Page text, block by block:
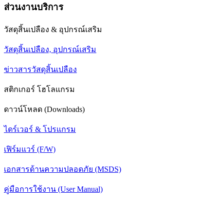
ส่วนงานบริการ
วัสดุสิ้นเปลือง & อุปกรณ์เสริม
วัสดุสิ้นเปลือง, อุปกรณ์เสริม
ข่าวสารวัสดุสิ้นเปลือง
สติกเกอร์ โฮโลแกรม
ดาวน์โหลด (Downloads)
ไดร์เวอร์ & โปรแกรม
เฟิร์มแวร์ (F/W)
เอกสารด้านความปลอดภัย (MSDS)
คู่มือการใช้งาน (User Manual)